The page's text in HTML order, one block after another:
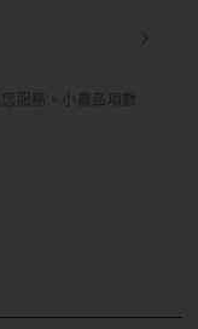
服務。小農品項數